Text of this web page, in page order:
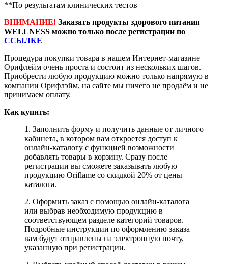
**По результатам клинических тестов
ВНИМАНИЕ! Заказать продукты здорового питания
WELLNESS можно только после регистрации по
ССЫЛКЕ
Процедура покупки товара в нашем Интернет-магазине
Орифлейм очень проста и состоит из нескольких шагов.
Приобрести любую продукцию можно только напрямую в
компании Орифлэйм, на сайте мы ничего не продаём и не
принимаем оплату.
Как купить:
1. Заполнить форму и получить данные от личного
кабинета, в котором вам откроется доступ к
онлайн-каталогу с функцией возможности
добавлять товары в корзину. Сразу после
регистрации вы сможете заказывать любую
продукцию Oriflame со скидкой 20% от цены
каталога.
2. Оформить заказ с помощью онлайн-каталога
или выбрав необходимую продукцию в
соответствующем разделе категорий товаров.
Подробные инструкции по оформлению заказа
вам будут отправлены на электронную почту,
указанную при регистрации.